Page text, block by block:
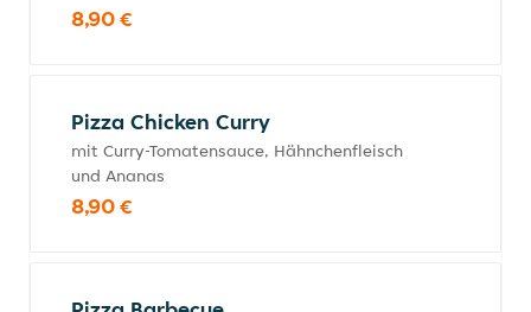
8,90 €
Pizza Chicken Curry
mit Curry-Tomatensauce, Hähnchenfleisch
und Ananas
8,90 €